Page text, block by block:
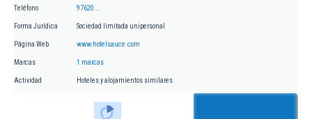
Teléfono 97620...
Forma Jurídica Sociedad limitada unipersonal
Página Web www.hotelsauce.com
Marcas 1 marcas
Actividad Hoteles y alojamientos similares